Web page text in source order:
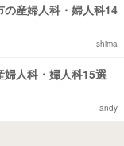
の産婦人科・婦人科14
shima
人科・婦人科15選
andy